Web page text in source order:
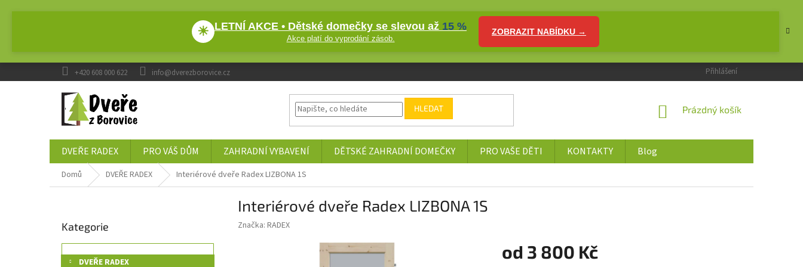
☀ LETNÍ AKCE • Dětské domečky se slevou až 15 %
Akce platí do vyprodání zásob.
ZOBRAZIT NABÍDKU →
+420 608 000 622 info@dverezborovice.cz Přihlášení
HLEDAT
NÁKUPNÍ
Prázdný košík
DVEŘE RADEX PRO VÁŠ DŮM ZAHRADNÍ VYBAVENÍ DĚTSKÉ ZAHRADNÍ DOMEČKY PRO VAŠE DĚTI KONTAKTY Blog
Domů DVEŘE RADEX Interiérové dveře Radex LIZBONA 1S
kategorie
Kategorie
DVEŘE RADEX
Interiérové dveře Radex LIZBONA 1S
Značka: RADEX
od 3 800 Kč